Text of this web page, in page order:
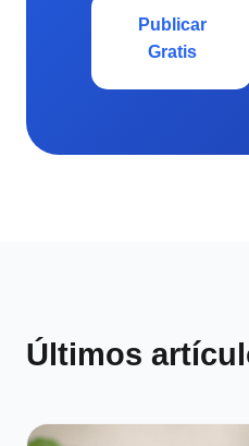
Publicar
Gratis
Últimos